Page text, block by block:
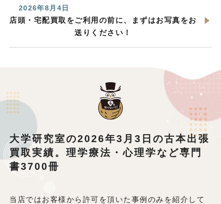
2026年8月4日
店頭・宅配買取をご利用の前に、まずはお写真をお
送りください！
大学研究室の2026年3月3日の古本出張
買取実績。理学療法・心理学など専門
書3700冊
当店ではお客様から許可を頂いた事例のみを紹介して